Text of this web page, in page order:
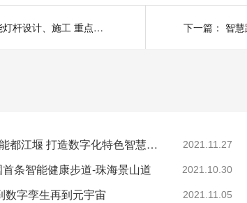
成都市智慧多功能灯杆设计、施工 重点注意事项-杆体、光源 下一篇： 智
菲尼特智慧路灯“揽月”赋能都江堰 打造数字化特色智慧景区 2021.11.27
条智能健康步道-珠海景山道 2021.10.30
数字孪生再到元宇宙 2021.11.05